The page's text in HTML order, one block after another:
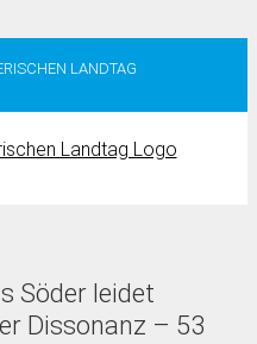
LANDTAG
Söder leidet
Dissonanz – 53